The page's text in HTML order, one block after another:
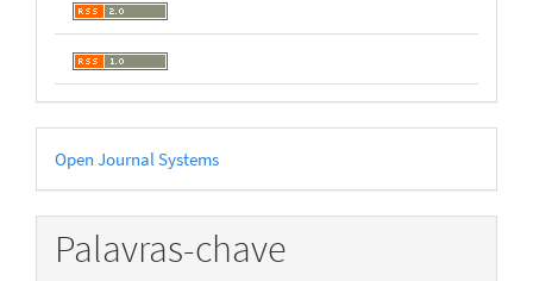
Desenvolvido
por
Open Journal Systems
Palavras-chave